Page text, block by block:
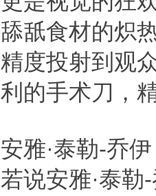
舔舐食材的炽
精度投射到观
利的手术刀，
安雅·泰勒-乔
若说安雅·泰勒